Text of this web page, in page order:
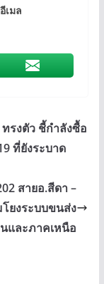
เมล
รงตัว ชี้กำลังซื้อ
ที่ยังระบาด
สายอ.สีดา –
ยงระบบขนส่ง
และภาคเหนือ